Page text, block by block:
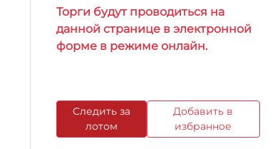
Торги будут проводиться на
данной странице в электронной
форме в режиме онлайн.
Следить за
лотом
Добавить в
избранное